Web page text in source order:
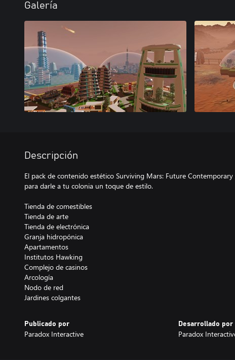
Galería
Descripción
El pack de contenido estético Surviving Mars: Future
para darle a tu colonia un toque de estilo.
Tienda de comestibles
Tienda de arte
Tienda de electrónica
Granja hidropónica
Apartamentos
Institutos Hawking
Complejo de casinos
Arcología
Nodo de red
Jardines colgantes
Publicado por
Paradox Interactive
Desarrollado por
Paradox